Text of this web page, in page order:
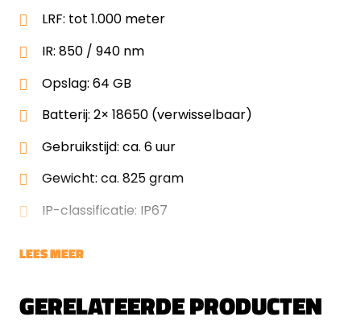
LRF: tot 1.000 meter
IR: 850 / 940 nm
Opslag: 64 GB
Batterij: 2× 18650 (verwisselbaar)
Gebruikstijd: ca. 6 uur
Gewicht: ca. 825 gram
IP-classificatie: IP67
LEES MEER
GERELATEERDE PRODUCTEN